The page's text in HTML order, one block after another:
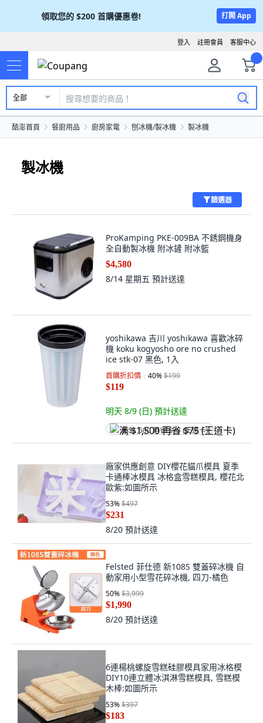
領取您的 $200 首購優惠卷! 打開 App
客服中心
註冊會員
登入
全部
酷澎首頁 餐廚用品 廚房家電 刨冰機/製冰機 製冰機
製冰機
篩選器
ProKamping PKE-009BA 不銹鋼機身
全自動製冰機 附冰鏟 附冰籃
$4,580
8/14 星期五 預計送達
yoshikawa 吉川 yoshikawa 喜歡冰碎
機 koku kogyosho ore no crushed
ice stk-07 黑色, 1入
首購折扣價 40%$199
$119
明天 8/9 (日) 預計送達
满 $1,500 再省 $75 (王道卡)
廠家供應創意 DIY櫻花貓爪模具 夏季
卡通棒冰模具 冰格盒雪糕模具, 櫻花北
歐紫:如圖所示
53%$497
$231
8/20 預計送達
Felsted 菲仕德 新108S 雙蓋碎冰機 自
動家用小型雪花碎冰機, 四刀-橘色
50%$3,999
$1,990
8/20 預計送達
6連楊桃螺旋雪糕硅膠模具家用冰格模
DIY10連立體冰淇淋雪糕模具, 雪糕模
木棒:如圖所示
53%$397
$183